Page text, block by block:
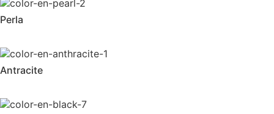
Perla
Antracite